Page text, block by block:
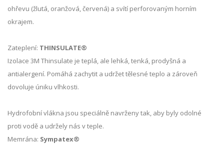
ohřevu (žlutá, oranžová, červená) a svítí perforovaným horním
okrajem.
Zateplení: THINSULATE®
Izolace 3M Thinsulate je teplá, ale lehká, tenká, prodyšná a
antialergení. Pomáhá zachytit a udržet tělesné teplo a zároveň
dovoluje úniku vlhkosti.
Hydrofobní vlákna jsou speciálně navrženy tak, aby byly odolné
proti vodě a udržely nás v teple.
Memrána: Sympatex®